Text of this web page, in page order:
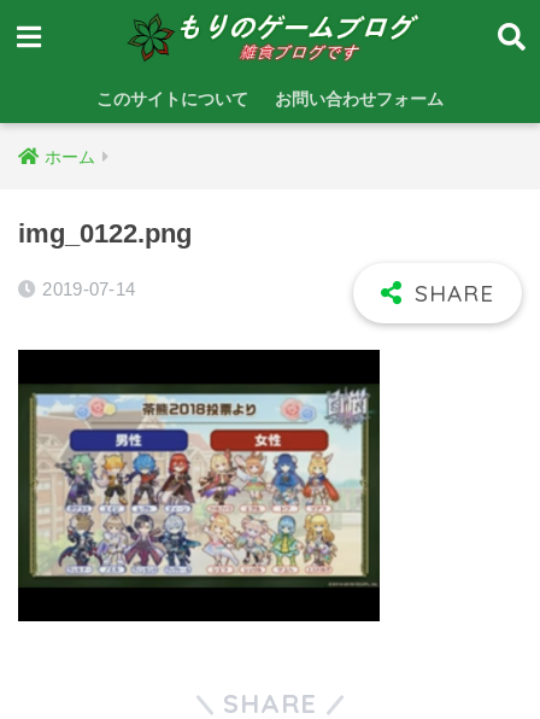
このサイトについて お問い合わせフォーム
ホーム
img_0122.png
2019-07-14
SHARE